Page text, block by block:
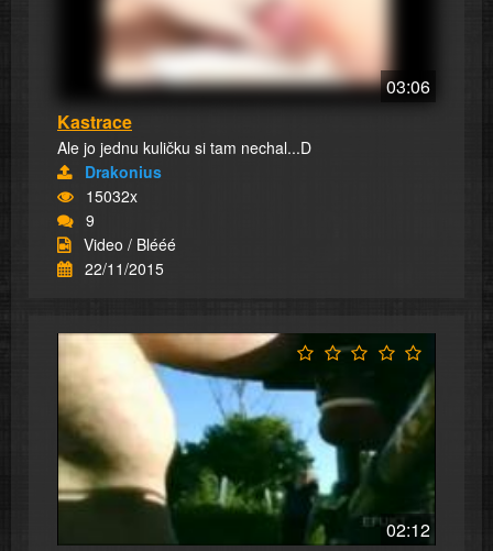
03:06
Kastrace
Ale jo jednu kuličku si tam nechal...D
Drakonius
15032x
9
Video / Blééé
22/11/2015
02:12